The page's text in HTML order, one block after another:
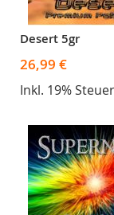
Desert 5gr
26,99 €
Inkl. 19%